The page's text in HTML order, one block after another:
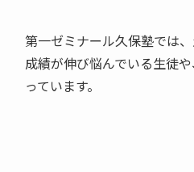
第一ゼミナール久保塾では
成績が伸び悩んでいる生徒
っています。